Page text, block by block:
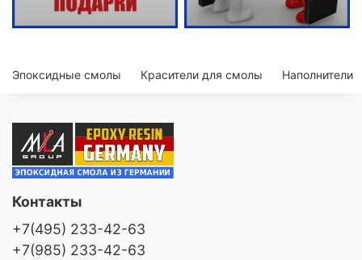
Эпоксидные смолы Красители для смолы Наполнители
Контакты
+7(495) 233-42-63
+7(985) 233-42-63